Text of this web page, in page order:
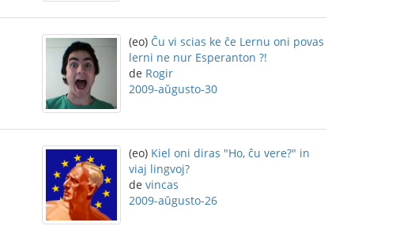
(eo) Ĉu vi scias ke ĉe Lernu oni povas
lerni ne nur Esperanton ?!
de Rogir
2009-aŭgusto-30
(eo) Kiel oni diras "Ho, ĉu vere?" in
viaj lingvoj?
de vincas
2009-aŭgusto-26